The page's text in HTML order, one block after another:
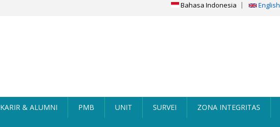
Bahasa Indonesia English
KARIR & ALUMNI PMB UNIT SURVEI ZONA INTEGRITAS